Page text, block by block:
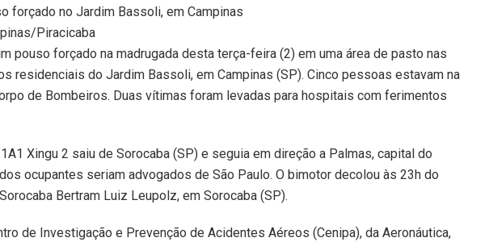
forçado no Jardim Bassoli, em Campinas
Piracicaba
pouso forçado na madrugada desta terça-feira (2) em uma área de pasto nas
residenciais do Jardim Bassoli, em Campinas (SP). Cinco pessoas estavam na
de Bombeiros. Duas vítimas foram levadas para hospitais com ferimentos
Xingu 2 saiu de Sorocaba (SP) e seguia em direção a Palmas, capital do
ocupantes seriam advogados de São Paulo. O bimotor decolou às 23h do
Bertram Luiz Leupolz, em Sorocaba (SP).
de Investigação e Prevenção de Acidentes Aéreos (Cenipa), da Aeronáutica,